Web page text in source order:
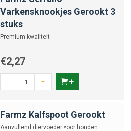
Varkensknookjes Gerookt 3
stuks
Premium kwaliteit
€2,27
- +
Farmz Kalfspoot Gerookt
Aanvullend diervoeder voor honden